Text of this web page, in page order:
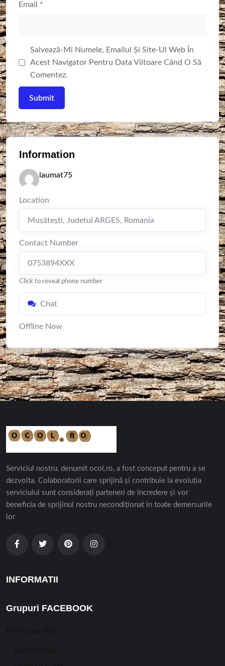
Email *
Salvează-Mi Numele, Emailul Și Site-Ul Web În
Acest Navigator Pentru Data Viitoare Când O Să
Comentez.
Information
laumat75
Location
Mușătești, Judetul ARGES, Romania
Contact Number
0753894XXX
Click to reveal phone number
Chat
Offline Now
Serviciul nostru, denumit ocol.ro, a fost conceput pentru a se
dezvolta. Colaboratorii care sprijină și contribuie la evoluția
serviciului sunt considerați parteneri de încredere și vor
beneficia de sprijinul nostru necondiționat în toate demersurile
lor
INFORMATII
Grupuri FACEBOOK